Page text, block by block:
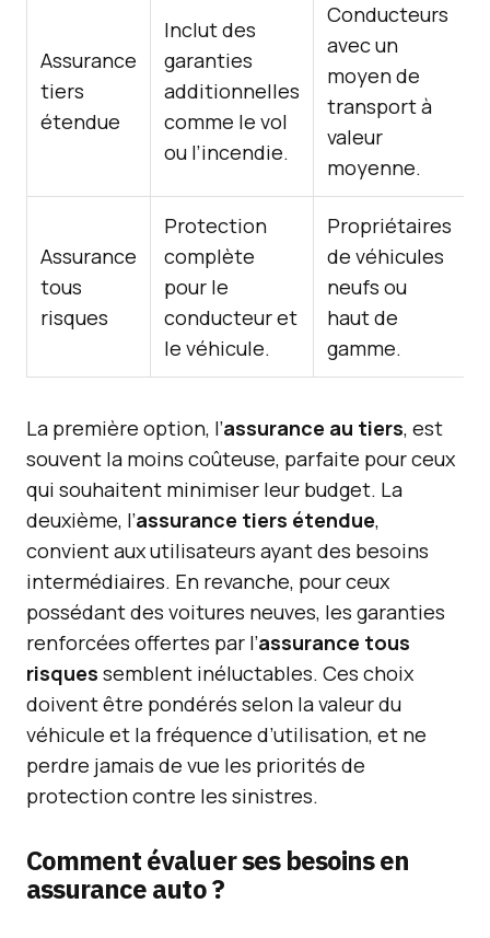
Assurance
tiers
étendue
Inclut des
garanties
additionnelles
comme le vol
ou l’incendie.
Conducteurs
avec un
moyen de
transport à
valeur
moyenne.
Assurance
tous
risques
Protection
complète
pour le
conducteur et
le véhicule.
Propriétaires
de véhicules
neufs ou
haut de
gamme.
La première option, l’assurance au tiers, est
souvent la moins coûteuse, parfaite pour ceux
qui souhaitent minimiser leur budget. La
deuxième, l’assurance tiers étendue,
convient aux utilisateurs ayant des besoins
intermédiaires. En revanche, pour ceux
possédant des voitures neuves, les garanties
renforcées offertes par l’assurance tous
risques semblent inéluctables. Ces choix
doivent être pondérés selon la valeur du
véhicule et la fréquence d’utilisation, et ne
perdre jamais de vue les priorités de
protection contre les sinistres.
Comment évaluer ses besoins en
assurance auto ?